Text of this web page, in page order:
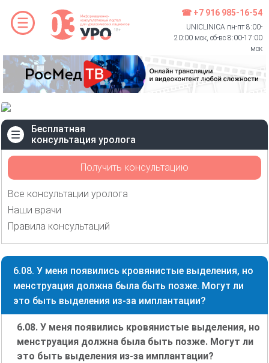
☎ +7 916 985-16-54
UNICLINICA пн-пт 8:00-
20:00 мск, сб-вс 8:00-17:00
мск
Бесплатная
консультация уролога
Получить консультацию
Все консультации уролога
Наши врачи
Правила консультаций
6.08. У меня появились кровянистые выделения, но
менструация должна была быть позже. Могут ли
это быть выделения из-за имплантации?
6.08. У меня появились кровянистые выделения, но
менструация должна была быть позже. Могут ли
это быть выделения из-за имплантации?